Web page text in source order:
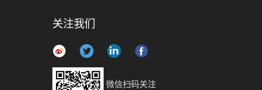
关注我们
微信扫码关注